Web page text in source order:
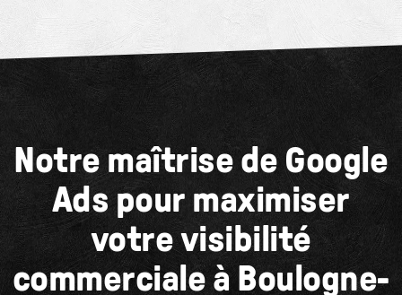
Notre maîtrise de Google
Ads pour maximiser
votre visibilité
commerciale à Boulogne-